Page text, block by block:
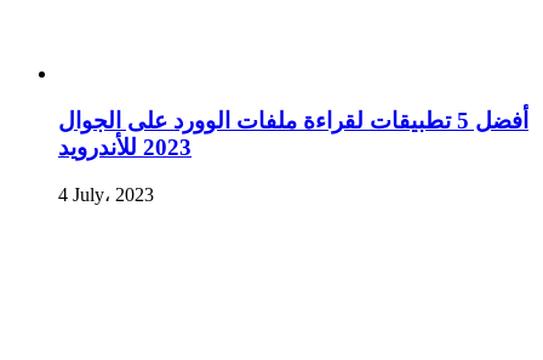
أفضل 5 تطبيقات لقراءة ملفات الوورد على الجوال
2023 للأندرويد
4 July، 2023